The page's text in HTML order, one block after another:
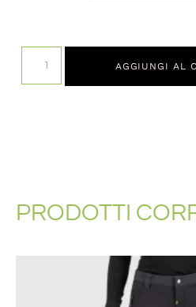
AGGIUNGI AL
PRODOTTI